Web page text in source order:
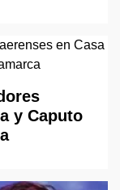
y Caputo